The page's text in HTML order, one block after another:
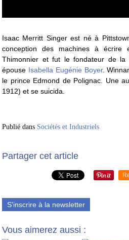
Isaac Merritt Singer est né à
conception des machines à écrire
Thimonnier et fut le fondateur de la
épouse Isabella Eugénie Boyer.
le prince Edmond de Polignac. Une
1912) et se suicida.
Publié dans Sociétés et Industriels
Partager cet article
S'inscrire à la newsletter
Vous aimerez aussi :